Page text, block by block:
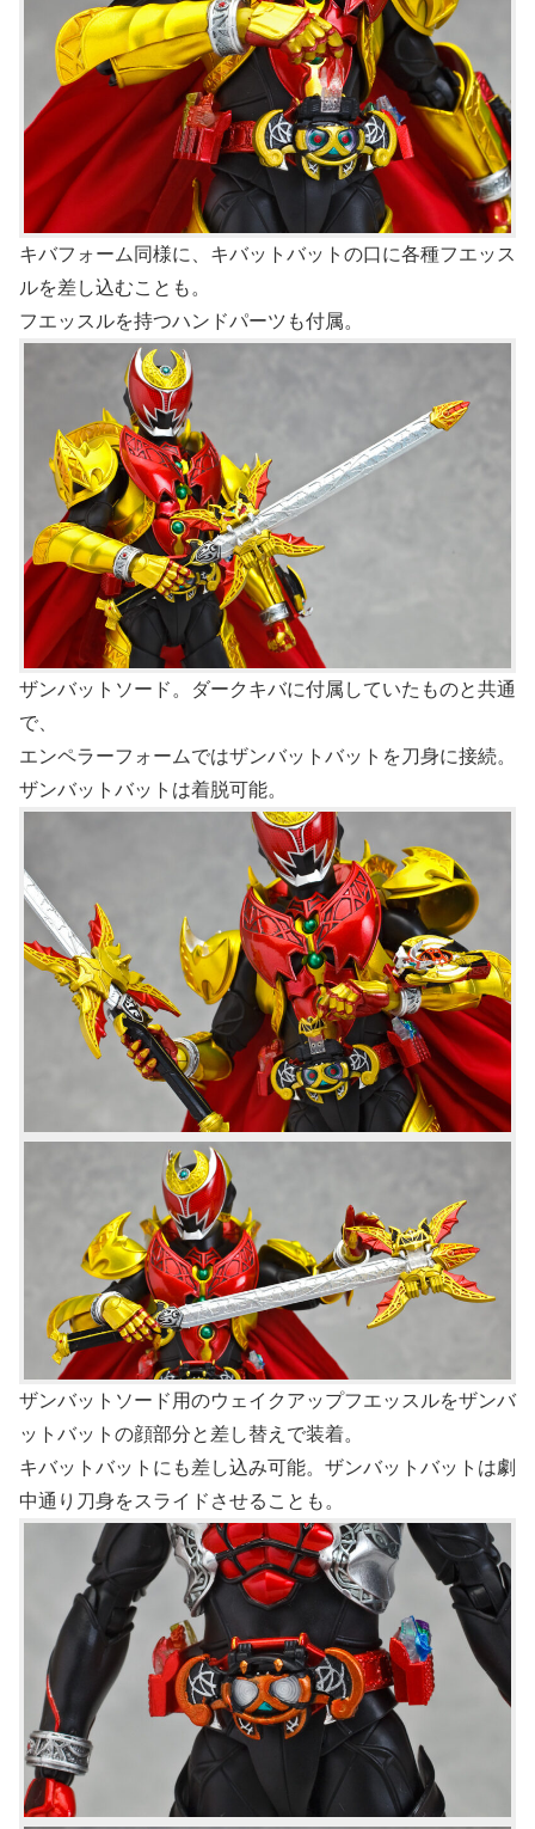
キバフォーム同様に、キバットバットの口に各種フエッス
ルを差し込むことも。
フエッスルを持つハンドパーツも付属。
ザンバットソード。ダークキバに付属していたものと共通
で、
エンペラーフォームではザンバットバットを刀身に接続。
ザンバットバットは着脱可能。
ザンバットソード用のウェイクアップフエッスルをザンバ
ットバットの顔部分と差し替えで装着。
キバットバットにも差し込み可能。ザンバットバットは劇
中通り刀身をスライドさせることも。